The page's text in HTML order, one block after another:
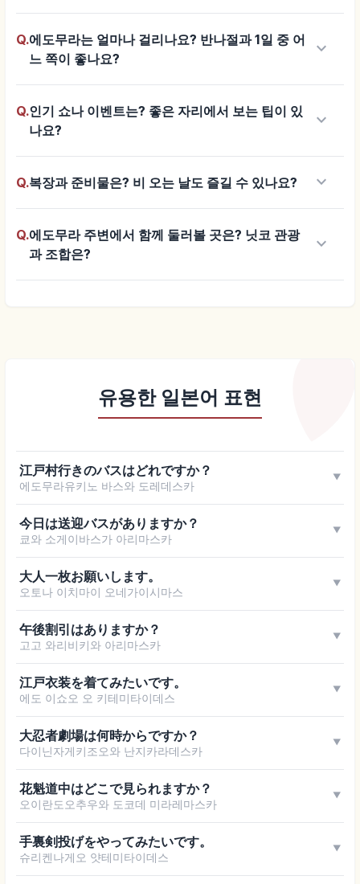
Q.에도무라는 얼마나 걸리나요? 반나절과 1일 중 어
느 쪽이 좋나요?
keyboard_arrow_down
Q.인기 쇼나 이벤트는? 좋은 자리에서 보는 팁이 있
나요?
keyboard_arrow_down
Q.복장과 준비물은? 비 오는 날도 즐길 수 있나요? keyboard_arrow_down
Q.에도무라 주변에서 함께 둘러볼 곳은? 닛코 관광
과 조합은?
keyboard_arrow_down
유용한 일본어 표현
江戸村行きのバスはどれですか？
에도무라유키노 바스와 도레데스카
▼
今日は送迎バスがありますか？
쿄와 소게이바스가 아리마스카
▼
大人一枚お願いします。
오토나 이치마이 오네가이시마스
▼
午後割引はありますか？
고고 와리비키와 아리마스카
▼
江戸衣装を着てみたいです。
에도 이쇼오 오 키테미타이데스
▼
大忍者劇場は何時からですか？
다이닌자게키조오와 난지카라데스카
▼
花魁道中はどこで見られますか？
오이란도오추우와 도코데 미라레마스카
▼
手裏剣投げをやってみたいです。
슈리켄나게오 얏테미타이데스
▼